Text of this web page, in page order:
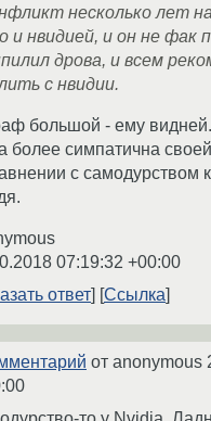
несколько лет
и нвидией, и он не фак
дрова, и всем
с нвидии.
большой - ему
более симпатична
с самодурством
07:19:32 +00:00
ответ
Ссылка
от anonymous